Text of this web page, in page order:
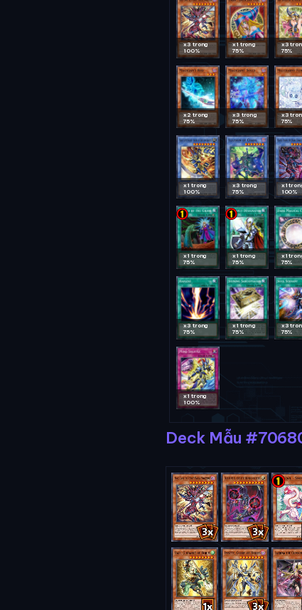
x3 trong
100%
x1 trong
75%
x3
75%
x2 trong
75%
x3 trong
75%
x3
75%
x1 trong
100%
x3 trong
75%
x1
100%
x1 trong
75%
x1 trong
75%
x1
75%
x3 trong
75%
x1 trong
75%
x3
75%
x1 trong
100%
Deck Mẫu